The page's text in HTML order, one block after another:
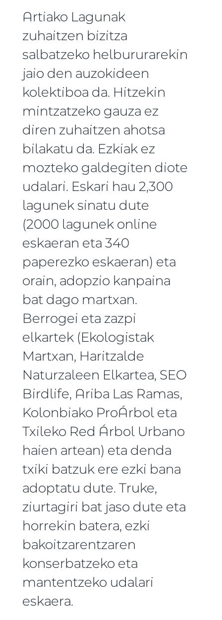
Artiako Lagunak
zuhaitzen bizitza
salbatzeko helbururarekin
jaio den auzokideen
kolektiboa da. Hitzekin
mintzatzeko gauza ez
diren zuhaitzen ahotsa
bilakatu da. Ezkiak ez
mozteko galdegiten diote
udalari. Eskari hau 2,300
lagunek sinatu dute
(2000 lagunek online
eskaeran eta 340
paperezko eskaeran) eta
orain, adopzio kanpaina
bat dago martxan.
Berrogei eta zazpi
elkartek (Ekologistak
Martxan, Haritzalde
Naturzaleen Elkartea, SEO
Birdlife, Ariba Las Ramas,
Kolonbiako ProÁrbol eta
Txileko Red Árbol Urbano
haien artean) eta denda
txiki batzuk ere ezki bana
adoptatu dute. Truke,
ziurtagiri bat jaso dute eta
horrekin batera, ezki
bakoitzarentzaren
konserbatzeko eta
mantentzeko udalari
eskaera.